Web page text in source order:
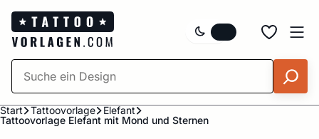
Zum
Inhalt
springen
Start Tattoovorlage
Elefant
Tattoovorlage Elefant mit Mond und Sternen